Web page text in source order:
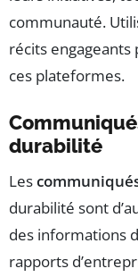
communauté.
récits engageants
ces plateformes.
durabilité
Les
durabilité sont
des informations
rapports